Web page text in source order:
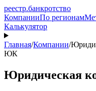
реестр.банкротство
КомпанииПо регионам
Калькулятор
Главная/Компании/
ЮК
Юридическая